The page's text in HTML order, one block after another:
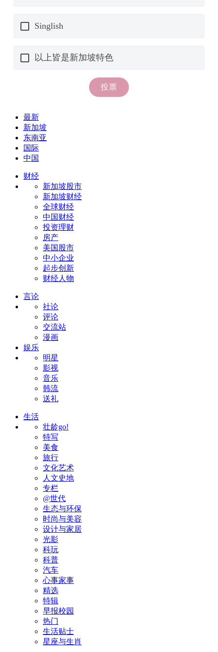
最新
新加坡
东南亚
国际
中国
财经
新加坡股市
新加坡财经
全球财经
中国财经
投资理财
房产
美国股市
中小企业
起步创新
财经人物
言论
社论
评论
交流站
漫画
娱乐
明星
影视
音乐
韩流
送礼
生活
壮龄go!
特写
美食
旅行
文化艺术
人文史地
专栏
@世代
生态与环保
时尚与美容
设计与家居
光影
科玩
科普
汽车
心事家事
精选
特辑
早报校园
热门
生活贴士
星座与生肖